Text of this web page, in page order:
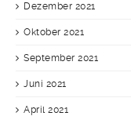
Dezember 2021
Oktober 2021
September 2021
Juni 2021
April 2021